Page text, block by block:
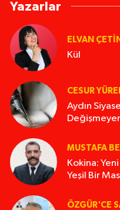
Yazarlar
ELVAN ÇETIN
Kül
CESUR
Aydın
MUSTAFA
Kokina: Yeni
Yeşil Bir
ÖZGÜR'CE